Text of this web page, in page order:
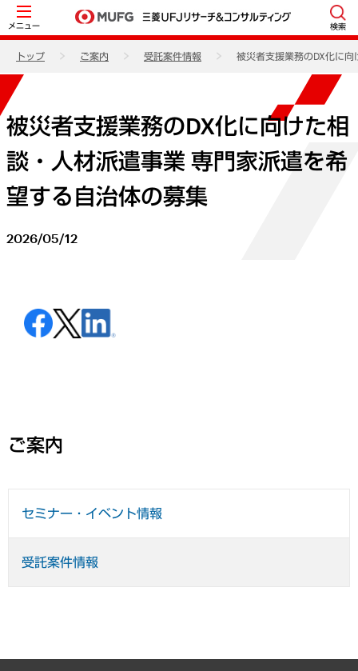
メニュー 検索
トップ ご案内 受託案件情報 被災者支援業務のDX化に
被災者支援業務のDX化に向けた相
談・人材派遣事業 専門家派遣を希
望する自治体の募集
2026/05/12
ご案内
セミナー・イベント情報
受託案件情報